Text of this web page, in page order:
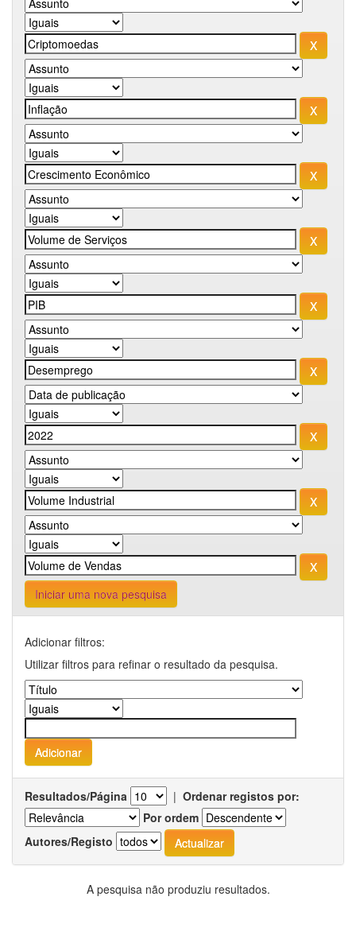
Iniciar uma nova pesquisa
Adicionar filtros:
Utilizar filtros para refinar o resultado da pesquisa.
Resultados/Página | Ordenar registos por:
Por ordem
Autores/Registo
A pesquisa não produziu resultados.